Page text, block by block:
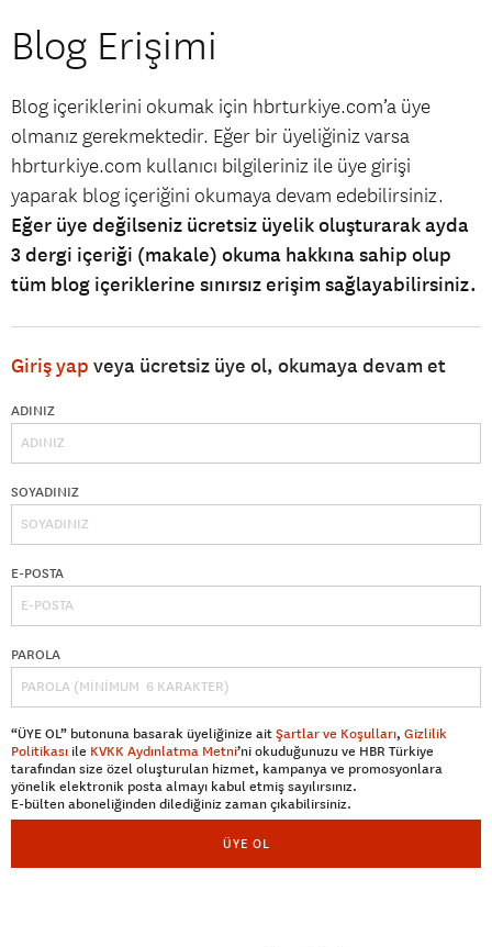
Blog Erişimi
Blog içeriklerini okumak için hbrturkiye.com’a üye
olmanız gerekmektedir. Eğer bir üyeliğiniz varsa
hbrturkiye.com kullanıcı bilgileriniz ile üye girişi
yaparak blog içeriğini okumaya devam edebilirsiniz.
Eğer üye değilseniz ücretsiz üyelik oluşturarak ayda
3 dergi içeriği (makale) okuma hakkına sahip olup
tüm blog içeriklerine sınırsız erişim sağlayabilirsiniz.
Giriş yap veya ücretsiz üye ol, okumaya devam et
ADINIZ
SOYADINIZ
E-POSTA
PAROLA
“ÜYE OL” butonuna basarak üyeliğinize aitŞartlar ve Koşulları, Gizlilik
Politikası ile KVKK Aydınlatma Metni’ni okuduğunuzu ve HBR Türkiye
tarafından size özel oluşturulan hizmet, kampanya ve promosyonlara
yönelik elektronik posta almayı kabul etmiş sayılırsınız.
E-bülten aboneliğinden dilediğiniz zaman çıkabilirsiniz.
ÜYE OL